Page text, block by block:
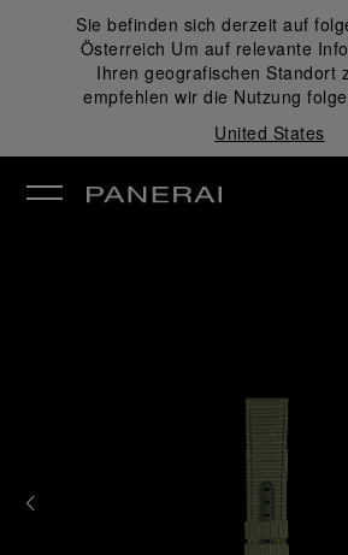
Sie befinden sich derzeit auf
Österreich Um auf relevante
Ihren geografischen Standort
empfehlen wir die Nutzung
United States